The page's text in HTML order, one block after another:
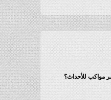
مواكب للأحداث؟